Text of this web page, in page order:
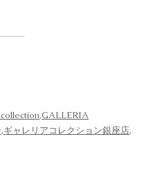
,GALLERIA
,ギャレリアコレクション銀座店,